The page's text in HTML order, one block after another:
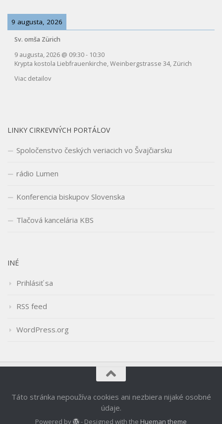
9 augusta, 2026
Sv. omša Zürich
9 augusta, 2026 @ 09:30- 10:30
Krypta kostola Liebfrauenkirche, Weinbergstrasse 34, Zürich
Viac detailov
LINKY CIRKEVNÝCH PORTÁLOV
Spoločenstvo českých veriacich vo Švajčiarsku
rádio Lumen
Konferencia biskupov Slovenska
Tlačová kancelária KBS
INÉ
Prihlásiť sa
RSS feed
WordPress.org
Táto stránka nepoužíva cookies ani nezbiera nijaké osobné
údaje.
Powered by - Designed with the Hueman theme